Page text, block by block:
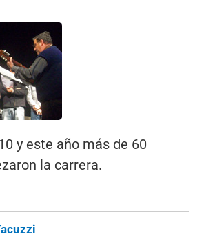
y este año más de 60
la carrera.